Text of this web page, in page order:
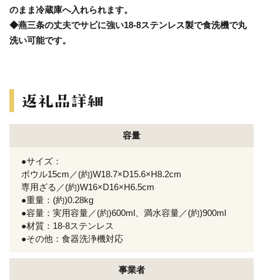
のまま冷蔵庫へ入れられます。
◆燕三条の丈夫でサビに強い18-8ステンレス製で食洗機で丸
洗い可能です。
容量
●サイズ：
ボウル15cm／(約)W18.7×D15.6×H8.2cm
専用ざる／(約)W16×D16×H6.5cm
●重量：(約)0.28kg
●容量：実用容量／(約)600ml、満水容量／(約)900ml
●材質：18-8ステンレス
●その他：食器洗浄機対応
事業者